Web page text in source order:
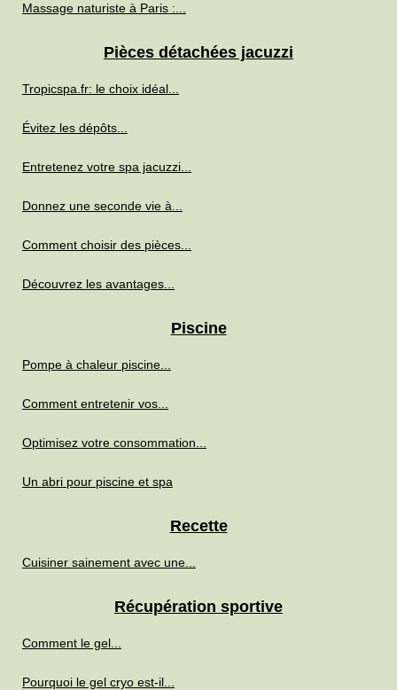
Massage naturiste à Paris :...
Pièces détachées jacuzzi
Tropicspa.fr: le choix idéal...
Évitez les dépôts...
Entretenez votre spa jacuzzi...
Donnez une seconde vie à...
Comment choisir des pièces...
Découvrez les avantages...
Piscine
Pompe à chaleur piscine...
Comment entretenir vos...
Optimisez votre consommation...
Un abri pour piscine et spa
Recette
Cuisiner sainement avec une...
Récupération sportive
Comment le gel...
Pourquoi le gel cryo est-il...